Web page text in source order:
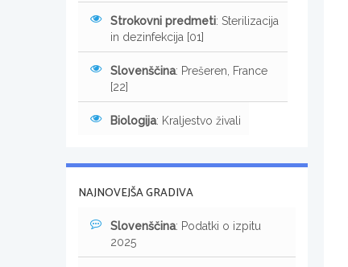
Strokovni predmeti: Sterilizacija
in dezinfekcija [01]
Slovenščina: Prešeren, France
[22]
Biologija: Kraljestvo živali
NAJNOVEJŠA GRADIVA
Slovenščina: Podatki o izpitu
2025